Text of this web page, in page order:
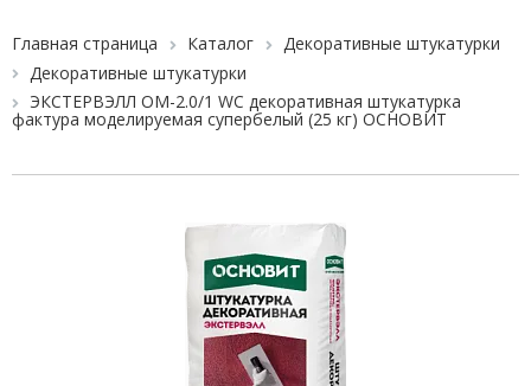
Главная страница Каталог
Декоративные штукатурки
Декоративные штукатурки
ЭКСТЕРВЭЛЛ OM-2.0/1 WC декоративная штукатурка
фактура моделируемая супербелый (25 кг) ОСНОВИТ